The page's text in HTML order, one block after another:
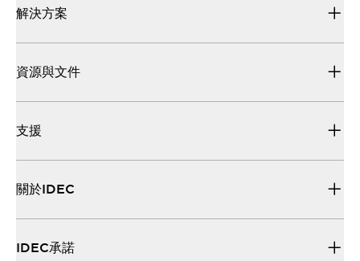
解決方案
資源與文件
支援
關於IDEC
IDEC承諾